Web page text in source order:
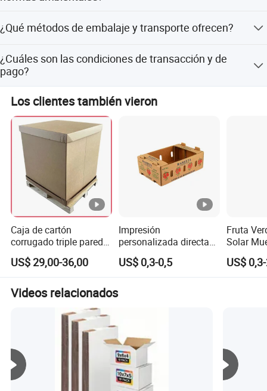
ISO 14001 (medio ambiente), proveedores con
SGS.
¿Qué métodos de embalaje y transporte ofrecen?
cartón o en palets, con envío por transporte
marítimo/aéreo o transporte multimodal.
¿Cuáles son las condiciones de transacción y de
pago?
para clientes recurrentes.
Los clientes también vieron
Caja de cartón
corrugado triple pared
AAA de gran resistencia
para embalaje de
frutas, verduras,
paneles solares,
muebles, productos
químicos en polvo y
US$ 29,00-36,00
Impresión
personalizada directa
de fábrica caja de
cartón de aguacate
caja de envío de frutas
US$ 0,3-0,5
Fruta
Solar
Cartón
Cera
US$
Videos relacionados